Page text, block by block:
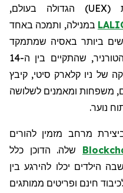
(
UEX) הגדולה בעולם,
במנילה, ותמכה באחד
ביותר באסיה שמתמקד
בקידום ספורט, קהילה וחברות. הטורניר, שהתקיים בין ה-14
של ניו קלארק סיטי, קיבץ
צעירים, משפחות ומאמנים לשלושה
נוער.
מרחב מזמין להורים
שלה. הדוכן כלל
שבה הילדים יכלו להירגע בין
חינם ופריטים ממותגים